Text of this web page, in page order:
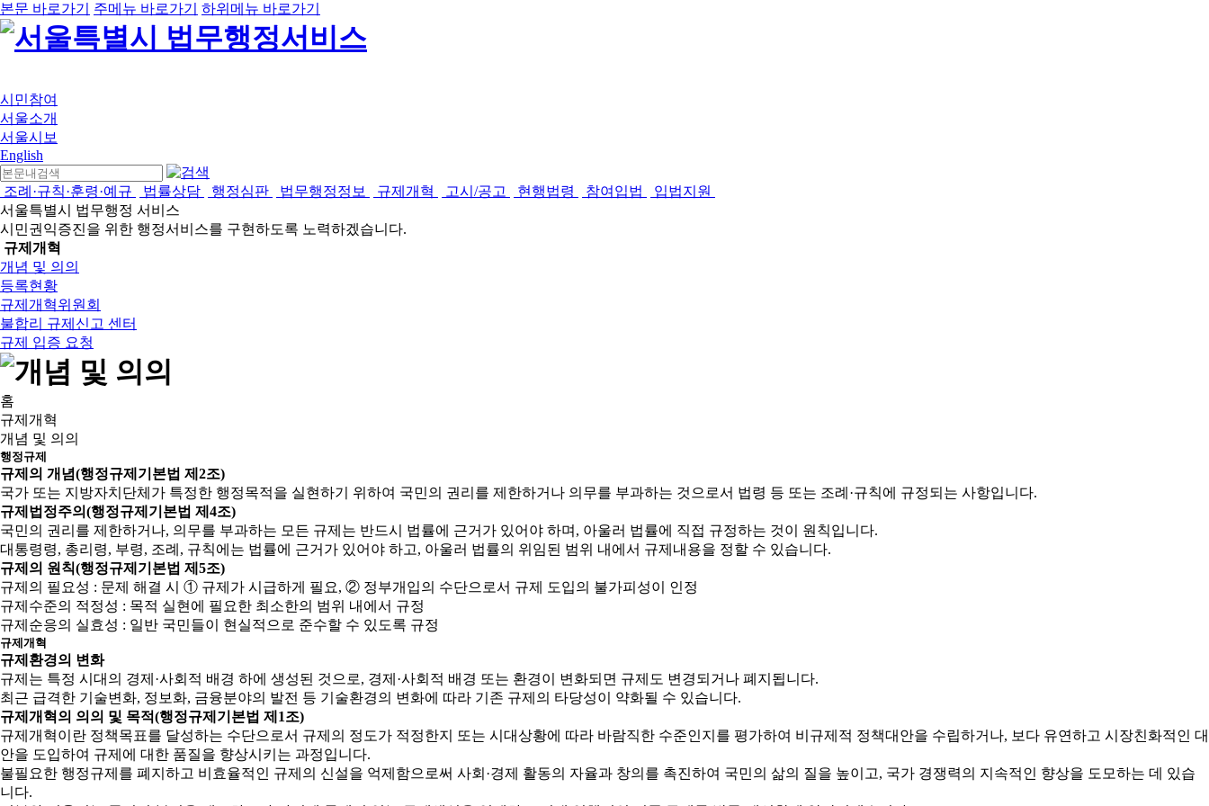
본문 바로가기 주메뉴 바로가기 하위메뉴 바로가기
시민참여
서울소개
서울시보
English
조례·규칙·훈령·예규 법률상담 행정심판 법무행정정보 규제개혁 고시/공고 현행법령 참여입법
입법지원
서울특별시 법무행정 서비스
시민권익증진을 위한 행정서비스를 구현하도록 노력하겠습니다.
규제개혁
개념 및 의의
등록현황
규제개혁위원회
불합리 규제신고 센터
규제 입증 요청
홈
규제개혁
개념 및 의의
행정규제
규제의 개념(행정규제기본법 제2조)
국가 또는 지방자치단체가 특정한 행정목적을 실현하기 위하여 국민의 권리를 제한하거나 의무를 부과하는 것으로서 법령 등 또는 조례·규칙에 규정되는 사항입니다.
규제법정주의(행정규제기본법 제4조)
국민의 권리를 제한하거나, 의무를 부과하는 모든 규제는 반드시 법률에 근거가 있어야 하며, 아울러 법률에 직접 규정하는 것이 원칙입니다.
대통령령, 총리령, 부령, 조례, 규칙에는 법률에 근거가 있어야 하고, 아울러 법률의 위임된 범위 내에서 규제내용을 정할 수 있습니다.
규제의 원칙(행정규제기본법 제5조)
규제의 필요성 : 문제 해결 시 ① 규제가 시급하게 필요, ② 정부개입의 수단으로서 규제 도입의 불가피성이 인정
규제수준의 적정성 : 목적 실현에 필요한 최소한의 범위 내에서 규정
규제순응의 실효성 : 일반 국민들이 현실적으로 준수할 수 있도록 규정
규제개혁
규제환경의 변화
규제는 특정 시대의 경제·사회적 배경 하에 생성된 것으로, 경제·사회적 배경 또는 환경이 변화되면 규제도 변경되거나 폐지됩니다.
최근 급격한 기술변화, 정보화, 금융분야의 발전 등 기술환경의 변화에 따라 기존 규제의 타당성이 약화될 수 있습니다.
규제개혁의 의의 및 목적(행정규제기본법 제1조)
규제개혁이란 정책목표를 달성하는 수단으로서 규제의 정도가 적정한지 또는 시대상황에 따라 바람직한 수준인지를 평가하여 비규제적 정책대안을 수립하거나, 보다 유연하고 시장친화적인 대
안을 도입하여 규제에 대한 품질을 향상시키는 과정입니다.
불필요한 행정규제를 폐지하고 비효율적인 규제의 신설을 억제함으로써 사회·경제 활동의 자율과 창의를 촉진하여 국민의 삶의 질을 높이고, 국가 경쟁력의 지속적인 향상을 도모하는 데 있습
니다.